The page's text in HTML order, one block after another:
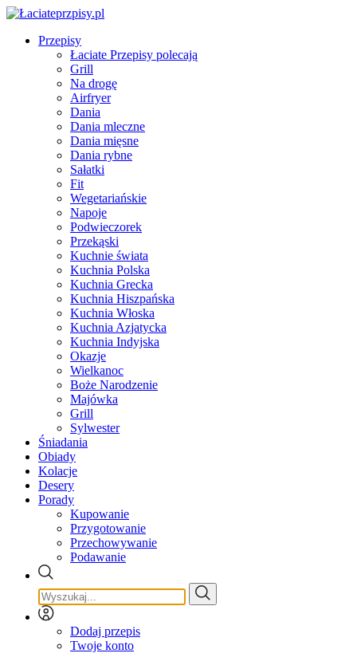
Przepisy
Łaciate Przepisy polecają
Grill
Na drogę
Airfryer
Dania
Dania mleczne
Dania mięsne
Dania rybne
Sałatki
Fit
Wegetariańskie
Napoje
Podwieczorek
Przekąski
Kuchnie świata
Kuchnia Polska
Kuchnia Grecka
Kuchnia Hiszpańska
Kuchnia Włoska
Kuchnia Azjatycka
Kuchnia Indyjska
Okazje
Wielkanoc
Boże Narodzenie
Majówka
Grill
Sylwester
Śniadania
Obiady
Kolacje
Desery
Porady
Kupowanie
Przygotowanie
Przechowywanie
Podawanie
Dodaj przepis
Twoje konto